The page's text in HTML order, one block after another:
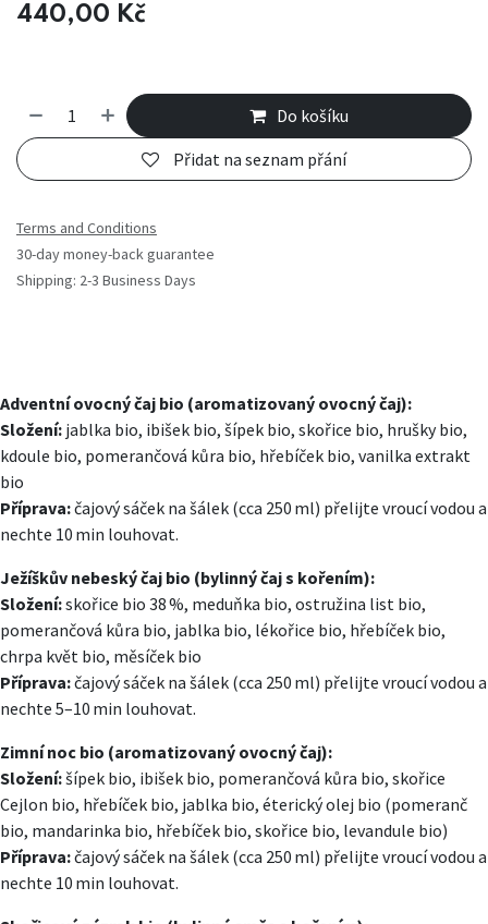
440,00 Kč
Do košíku
Přidat na seznam přání
Terms and Conditions
30-day money-back guarantee
Shipping: 2-3 Business Days
Adventní ovocný čaj bio (aromatizovaný ovocný čaj):
Složení: jablka bio, ibišek bio, šípek bio, skořice bio, hrušky bio,
kdoule bio, pomerančová kůra bio, hřebíček bio, vanilka extrakt
bio
Příprava:čajový sáček na šálek (cca 250 ml) přelijte vroucí vodou a
nechte 10 min louhovat.
Ježíškův nebeský čaj bio (bylinný čaj s kořením):
Složení:skořice bio 38 %, meduňka bio, ostružina list bio,
pomerančová kůra bio, jablka bio, lékořice bio, hřebíček bio,
chrpa květ bio, měsíček bio
Příprava:čajový sáček na šálek (cca 250 ml) přelijte vroucí vodou a
nechte 5–10 min louhovat.
Zimní noc bio (aromatizovaný ovocný čaj):
Složení:šípek bio, ibišek bio, pomerančová kůra bio, skořice
Cejlon bio, hřebíček bio, jablka bio, éterický olej bio (pomeranč
bio, mandarinka bio, hřebíček bio, skořice bio, levandule bio)
Příprava:čajový sáček na šálek (cca 250 ml) přelijte vroucí vodou a
nechte 10 min louhovat.